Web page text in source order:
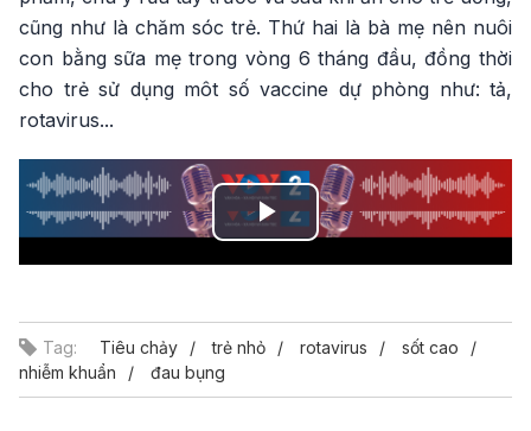
cũng như là chăm sóc trẻ. Thứ hai là bà mẹ nên nuôi
con bằng sữa mẹ trong vòng 6 tháng đầu, đồng thời
cho trẻ sử dụng môt số vaccine dự phòng như: tả,
rotavirus...
Play
Tag: Tiêu chảy trẻ nhỏ rotavirus
sốt cao
nhiễm khuẩn
đau bụng